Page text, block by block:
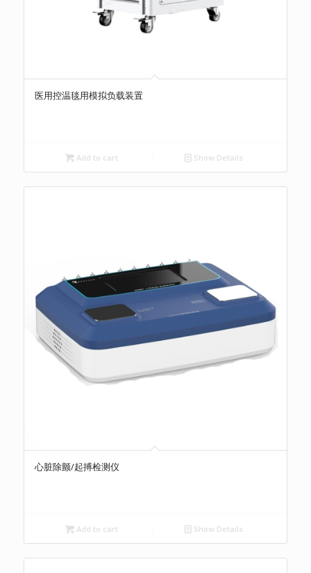
医用控温毯用模拟负载装置
Add to cart Show Details
心脏除颤/起搏检测仪
Add to cart Show Details